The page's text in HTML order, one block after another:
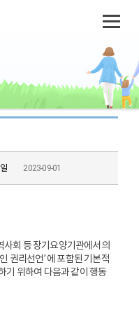
2023-09-01
사회 등 장기요양기관에서의
권리선언’ 에 포함된 기본적
기 위하여 다음과 같이 행동